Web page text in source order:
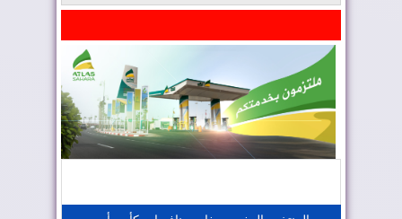
المغرب يعزز موقعه في صناعة الطيران